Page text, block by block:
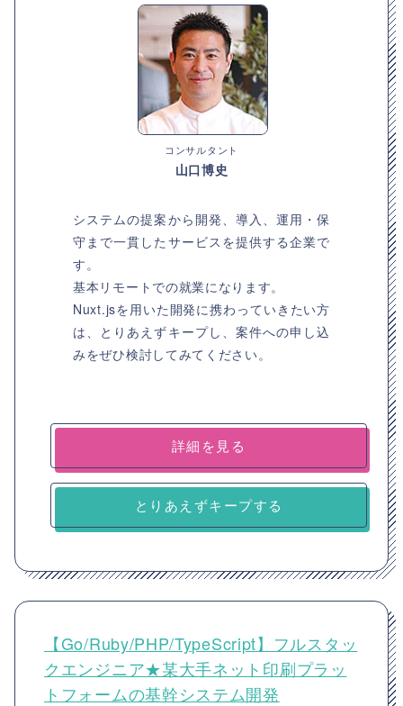
コンサルタント
山口博史
システムの提案から開発、導入、運用・保
守まで一貫したサービスを提供する企業で
す。
基本リモートでの就業になります。
Nuxt.jsを用いた開発に携わっていきたい方
は、とりあえずキープし、案件への申し込
みをぜひ検討してみてください。
詳細を見る
とりあえずキープする
【Go/Ruby/PHP/TypeScript】フルスタッ
クエンジニア★某大手ネット印刷プラッ
トフォームの基幹システム開発